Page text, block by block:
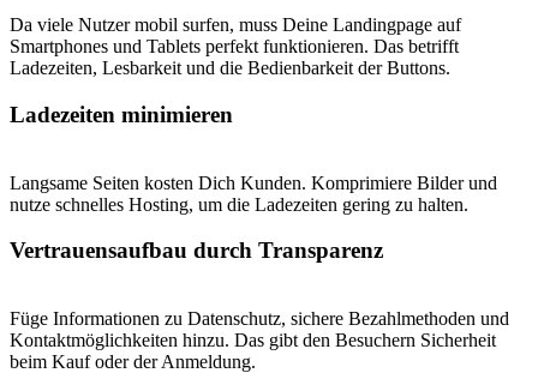
Da viele Nutzer mobil surfen, muss Deine Landingpage auf
Smartphones und Tablets perfekt funktionieren. Das betrifft
Ladezeiten, Lesbarkeit und die Bedienbarkeit der Buttons.
Ladezeiten minimieren
Langsame Seiten kosten Dich Kunden. Komprimiere Bilder und
nutze schnelles Hosting, um die Ladezeiten gering zu halten.
Vertrauensaufbau durch Transparenz
Füge Informationen zu Datenschutz, sichere Bezahlmethoden und
Kontaktmöglichkeiten hinzu. Das gibt den Besuchern Sicherheit
beim Kauf oder der Anmeldung.